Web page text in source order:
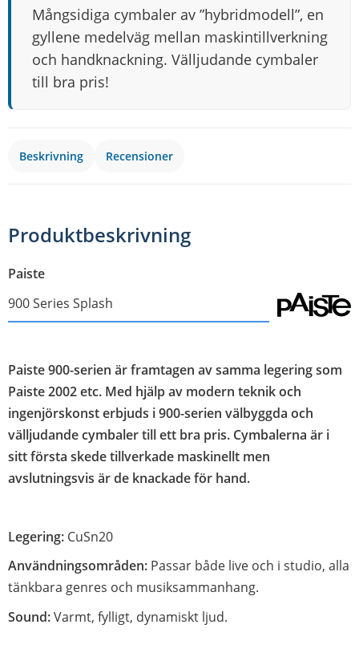
Mångsidiga cymbaler av ”hybridmodell”, en
gyllene medelväg mellan maskintillverkning
och handknackning. Välljudande cymbaler
till bra pris!
Beskrivning Recensioner
Produktbeskrivning
Paiste
900 Series Splash
Paiste 900-serien är framtagen av samma legering som
Paiste 2002 etc. Med hjälp av modern teknik och
ingenjörskonst erbjuds i 900-serien välbyggda och
välljudande cymbaler till ett bra pris. Cymbalerna är i
sitt första skede tillverkade maskinellt men
avslutningsvis är de knackade för hand.
Legering: CuSn20
Användningsområden: Passar både live och i studio, alla
tänkbara genres och musiksammanhang.
Sound:Varmt, fylligt, dynamiskt ljud.